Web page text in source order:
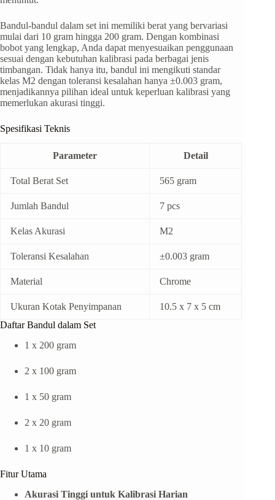
Bandul-bandul dalam set ini memiliki berat yang bervariasi
mulai dari 10 gram hingga 200 gram. Dengan kombinasi
bobot yang lengkap, Anda dapat menyesuaikan penggunaan
sesuai dengan kebutuhan kalibrasi pada berbagai jenis
timbangan. Tidak hanya itu, bandul ini mengikuti standar
kelas M2 dengan toleransi kesalahan hanya ±0.003 gram,
menjadikannya pilihan ideal untuk keperluan kalibrasi yang
memerlukan akurasi tinggi.
Spesifikasi Teknis
Parameter Detail
Total Berat Set 565 gram
Jumlah Bandul 7 pcs
Kelas Akurasi M2
Toleransi Kesalahan ±0.003 gram
Material Chrome
Ukuran Kotak Penyimpanan
10.5 x 7 x 5 cm
Daftar Bandul dalam Set
1 x 200 gram
2 x 100 gram
1 x 50 gram
2 x 20 gram
1 x 10 gram
Fitur Utama
Akurasi Tinggi untuk Kalibrasi Harian